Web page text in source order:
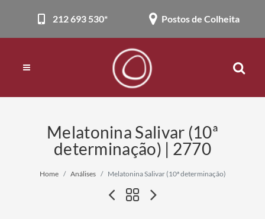
212 693 530* Postos de Colheita
Melatonina Salivar (10ª
determinação) | 2770
Home Análises Melatonina Salivar (10ª determinação)